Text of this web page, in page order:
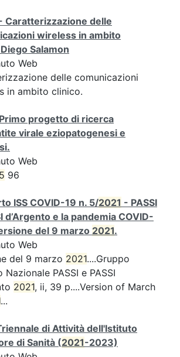
Caratterizzazione delle
wireless in ambito
Salamon
Web
delle comunicazioni
in ambito clinico.
Primo progetto di ricerca
virale eziopatogenesi e
Web
96
ISS COVID-19 n. 5/2021 - PASSI
d’Argento e la pandemia COVID-
del 9 marzo 2021.
Web
del 9 marzo 2021....Gruppo
Nazionale PASSI e PASSI
2021, ii, 39 p....Version of March
...
di Attività dell'Istituto
di Sanità (2021-2023)